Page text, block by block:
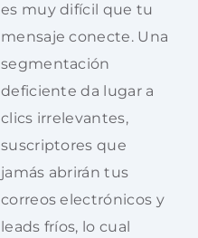
es muy difícil que tu
mensaje conecte. Una
segmentación
deficiente da lugar a
clics irrelevantes,
suscriptores que
jamás abrirán tus
correos electrónicos y
leads fríos, lo cual